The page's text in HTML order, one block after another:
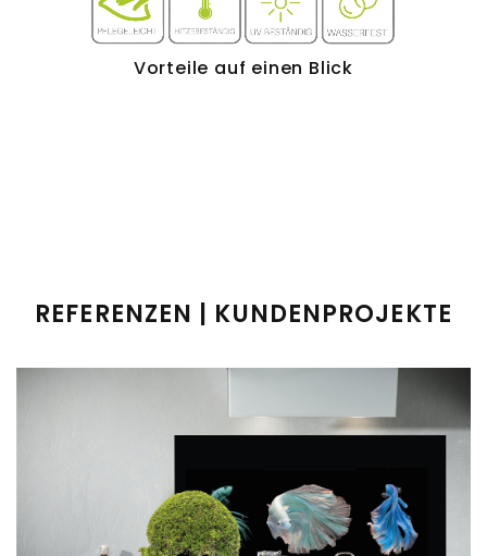
Vorteile auf einen Blick
REFERENZEN | KUNDENPROJEKTE